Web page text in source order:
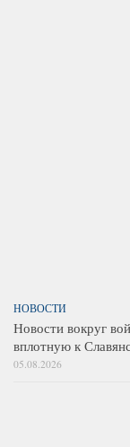
НОВОСТИ
Новости вокруг
вплотную к
05.08.2026